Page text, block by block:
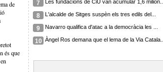
de
és que
7 Les fundacions de CiU van acumular 1,6 milion...
8 L'alcalde de Sitges suspèn els tres edils del...
9 Navarro qualifica d'atac a la democràcia les ...
10 Àngel Ros demana que el lema de la Via Catala...